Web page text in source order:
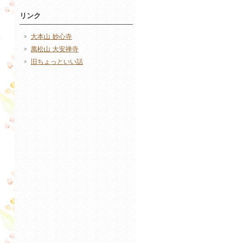
リンク
大本山 妙心寺
萬松山 大安禅寺
旧ちょっといい話